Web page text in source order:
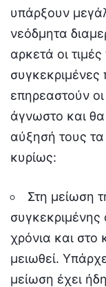
υπάρξουν
νεόδμητα
αρκετά οι
επηρεαστούν
άγνωστο και θα
αύξησή τους τα
κυρίως:
Στη μείωση
συγκεκριμένης
χρόνια και
μειωθεί.
μείωση έχει